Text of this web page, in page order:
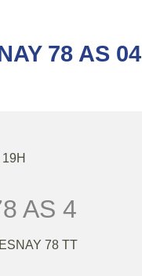
78 AS 04
AS 4
78 TT